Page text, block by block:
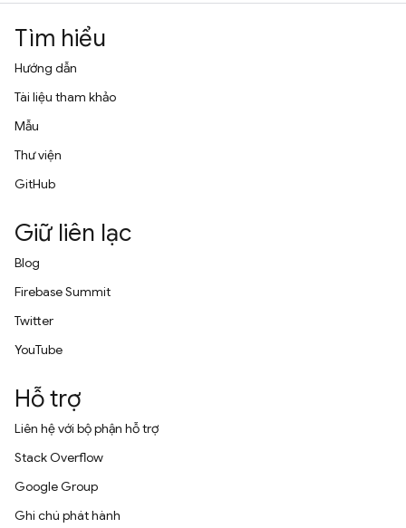
Tìm hiểu
Hướng dẫn
Tài liệu tham khảo
Mẫu
Thư viện
GitHub
Giữ liên lạc
Blog
Firebase Summit
Twitter
YouTube
Hỗ trợ
Liên hệ với bộ phận hỗ trợ
Stack Overflow
Google Group
Ghi chú phát hành